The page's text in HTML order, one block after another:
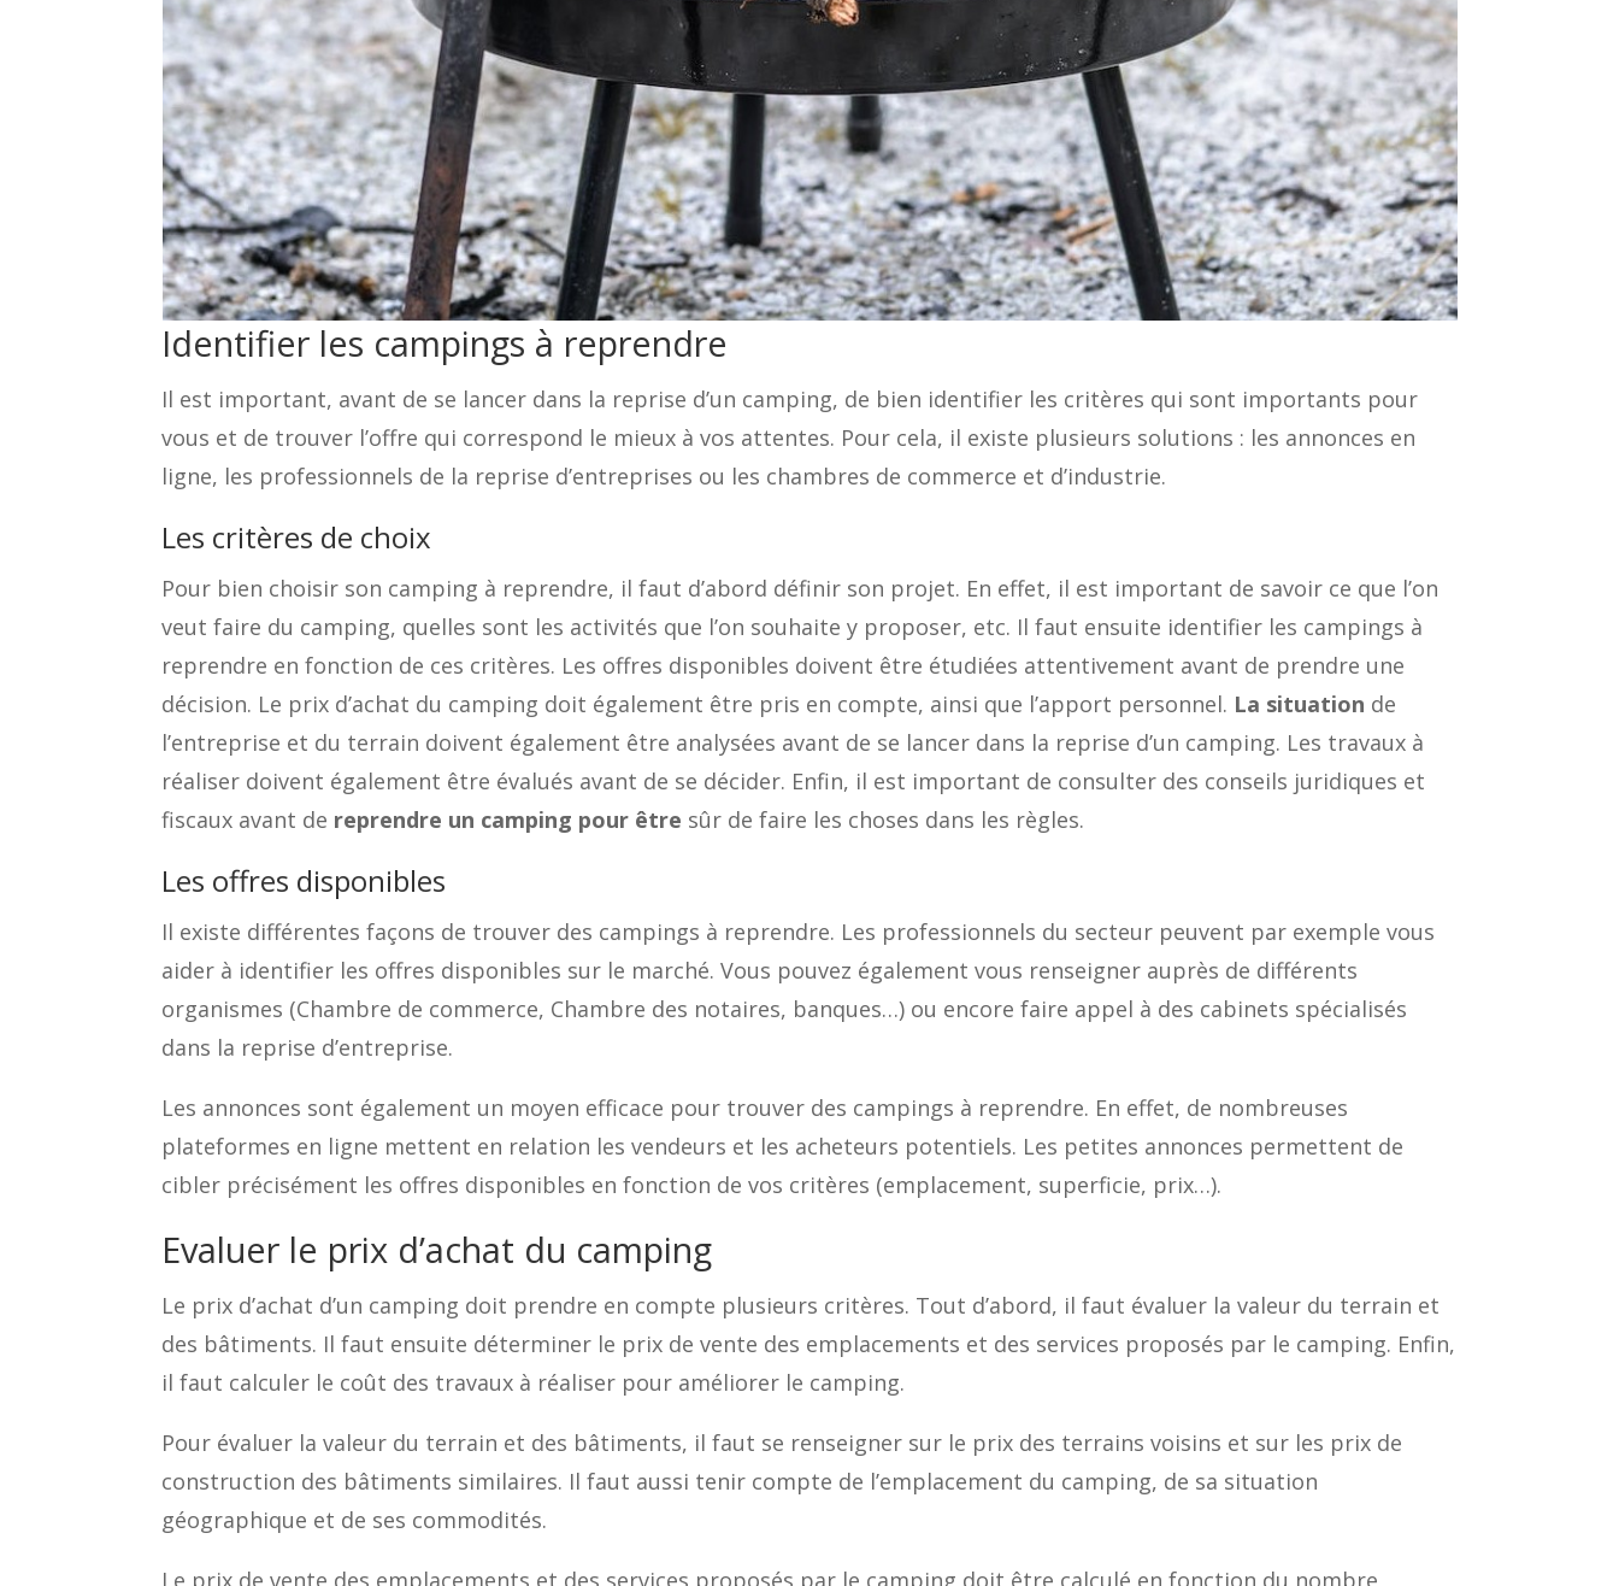
Identifier les campings à reprendre
Il est important, avant de se lancer dans la reprise d’un camping, de bien identifier les critères qui sont importants pour
vous et de trouver l’offre qui correspond le mieux à vos attentes. Pour cela, il existe plusieurs solutions : les annonces en
ligne, les professionnels de la reprise d’entreprises ou les chambres de commerce et d’industrie.
Les critères de choix
Pour bien choisir son camping à reprendre, il faut d’abord définir son projet. En effet, il est important de savoir ce que l’on
veut faire du camping, quelles sont les activités que l’on souhaite y proposer, etc. Il faut ensuite identifier les campings à
reprendre en fonction de ces critères. Les offres disponibles doivent être étudiées attentivement avant de prendre une
décision. Le prix d’achat du camping doit également être pris en compte, ainsi que l’apport personnel. La situation de
l’entreprise et du terrain doivent également être analysées avant de se lancer dans la reprise d’un camping. Les travaux à
réaliser doivent également être évalués avant de se décider. Enfin, il est important de consulter des conseils juridiques et
fiscaux avant de reprendre un camping pour être sûr de faire les choses dans les règles.
Les offres disponibles
Il existe différentes façons de trouver des campings à reprendre. Les professionnels du secteur peuvent par exemple vous
aider à identifier les offres disponibles sur le marché. Vous pouvez également vous renseigner auprès de différents
organismes (Chambre de commerce, Chambre des notaires, banques…) ou encore faire appel à des cabinets spécialisés
dans la reprise d’entreprise.
Les annonces sont également un moyen efficace pour trouver des campings à reprendre. En effet, de nombreuses
plateformes en ligne mettent en relation les vendeurs et les acheteurs potentiels. Les petites annonces permettent de
cibler précisément les offres disponibles en fonction de vos critères (emplacement, superficie, prix…).
Evaluer le prix d’achat du camping
Le prix d’achat d’un camping doit prendre en compte plusieurs critères. Tout d’abord, il faut évaluer la valeur du terrain et
des bâtiments. Il faut ensuite déterminer le prix de vente des emplacements et des services proposés par le camping. Enfin,
il faut calculer le coût des travaux à réaliser pour améliorer le camping.
Pour évaluer la valeur du terrain et des bâtiments, il faut se renseigner sur le prix des terrains voisins et sur les prix de
construction des bâtiments similaires. Il faut aussi tenir compte de l’emplacement du camping, de sa situation
géographique et de ses commodités.